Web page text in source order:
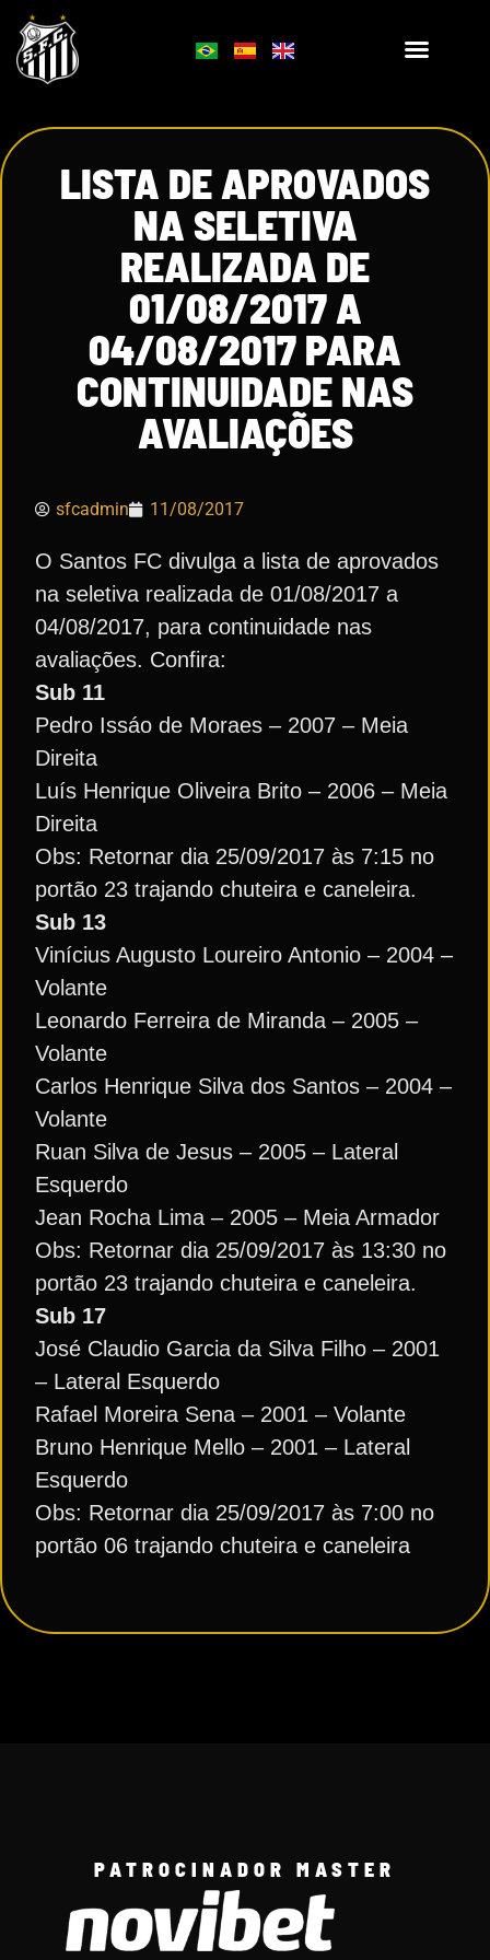
LISTA DE APROVADOS
NA SELETIVA
REALIZADA DE
01/08/2017 A
04/08/2017 PARA
CONTINUIDADE NAS
AVALIAÇÕES
sfcadmin 11/08/2017
O Santos FC divulga a lista de aprovados
na seletiva realizada de 01/08/2017 a
04/08/2017, para continuidade nas
avaliações. Confira:
Sub 11
Pedro Issáo de Moraes – 2007 – Meia
Direita
Luís Henrique Oliveira Brito – 2006 – Meia
Direita
Obs: Retornar dia 25/09/2017 às 7:15 no
portão 23 trajando chuteira e caneleira.
Sub 13
Vinícius Augusto Loureiro Antonio – 2004 –
Volante
Leonardo Ferreira de Miranda – 2005 –
Volante
Carlos Henrique Silva dos Santos – 2004 –
Volante
Ruan Silva de Jesus – 2005 – Lateral
Esquerdo
Jean Rocha Lima – 2005 – Meia Armador
Obs: Retornar dia 25/09/2017 às 13:30 no
portão 23 trajando chuteira e caneleira.
Sub 17
José Claudio Garcia da Silva Filho – 2001
– Lateral Esquerdo
Rafael Moreira Sena – 2001 – Volante
Bruno Henrique Mello – 2001 – Lateral
Esquerdo
Obs: Retornar dia 25/09/2017 às 7:00 no
portão 06 trajando chuteira e caneleira
PATROCINADOR MASTER